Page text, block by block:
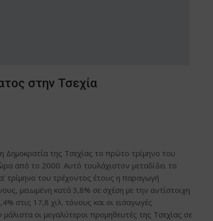
στην Τσεχία
Δημοκρατία της Τσεχίας το πρώτο τρίμηνο του
από το 2000. Αυτό τουλάχιστον μεταδίδει το
τρίμηνο του τρέχοντος έτους η παραγωγή
μειωμένη κατά 3,8% σε σχέση με την αντίστοιχη
στις 17,8 χιλ. τόνους και οι εισαγωγές
οι μεγαλύτεροι προμηθευτές της Τσεχίας σε